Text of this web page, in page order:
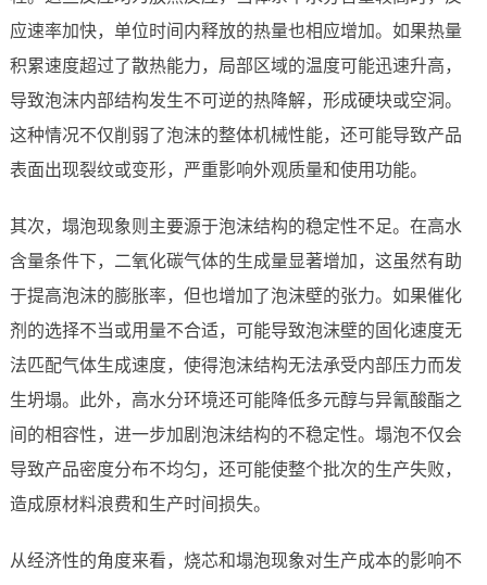
应速率加快，单位时间内释放的热量也相应增加。如果热量
积累速度超过了散热能力，局部区域的温度可能迅速升高，
导致泡沫内部结构发生不可逆的热降解，形成硬块或空洞。
这种情况不仅削弱了泡沫的整体机械性能，还可能导致产品
表面出现裂纹或变形，严重影响外观质量和使用功能。
其次，塌泡现象则主要源于泡沫结构的稳定性不足。在高水
含量条件下，二氧化碳气体的生成量显著增加，这虽然有助
于提高泡沫的膨胀率，但也增加了泡沫壁的张力。如果催化
剂的选择不当或用量不合适，可能导致泡沫壁的固化速度无
法匹配气体生成速度，使得泡沫结构无法承受内部压力而发
生坍塌。此外，高水分环境还可能降低多元醇与异氰酸酯之
间的相容性，进一步加剧泡沫结构的不稳定性。塌泡不仅会
导致产品密度分布不均匀，还可能使整个批次的生产失败，
造成原材料浪费和生产时间损失。
从经济性的角度来看，烧芯和塌泡现象对生产成本的影响不